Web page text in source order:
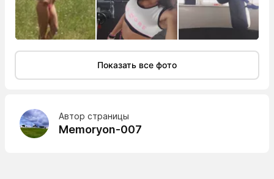
Показать все фото
Автор страницы
Memoryon-007